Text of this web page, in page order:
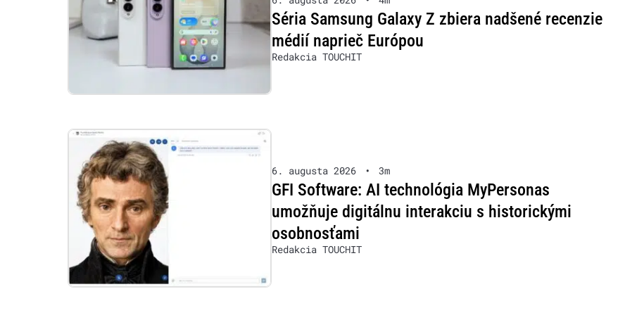
Séria Samsung Galaxy Z zbiera nadšené recenzie
médií naprieč Európou
Redakcia TOUCHIT
6. augusta 2026 • 3m
GFI Software: AI technológia MyPersonas
umožňuje digitálnu interakciu s historickými
osobnosťami
Redakcia TOUCHIT